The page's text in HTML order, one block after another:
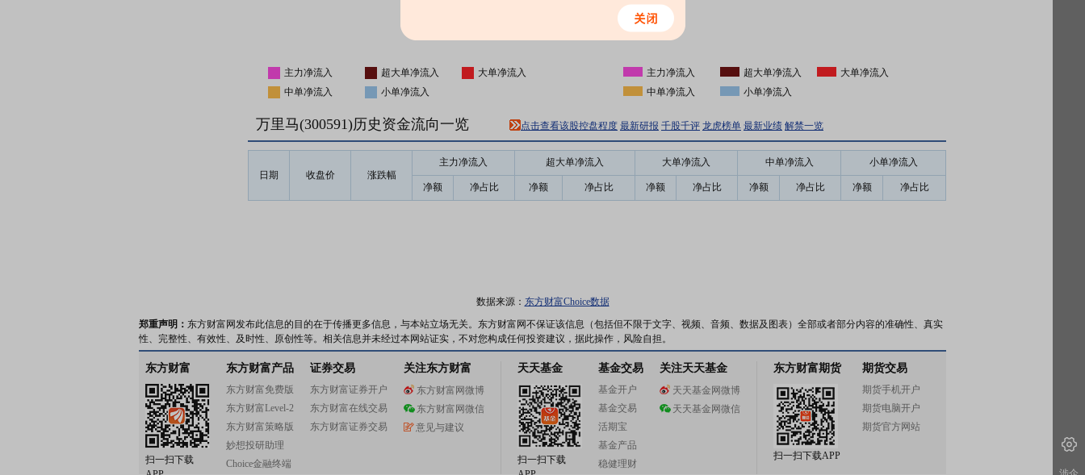
主力净流入 超大单净流入
大单净流入
中单净流入
小单净流入
主力净流入 超大单净流入
大单净流入
中单净流入
小单净流入
万里马(300591)历史资金流向一览 点击查看该股控盘程度 最新研报 千股千评 龙虎榜单 最新业绩 解禁一览
日期 收盘价 涨跌幅
主力净流入 超大单净流入 大单净流入 中单净流入 小单净流入
净额 净占比 净额 净占比 净额 净占比 净额 净占比 净额 净占比
数据来源： 东方财富Choice数据
郑重声明： 东方财富网发布此信息的目的在于传播更多信息，与本站立场无关。东方财富网不保证该信息（包括但不限于文字、视频、音频、数据及图表）全部或者部分内容的准确性、真实
性、完整性、有效性、及时性、原创性等。相关信息并未经过本网站证实，不对您构成任何投资建议，据此操作，风险自担。
东方财富
扫一扫下载
东方财富产品
东方财富免费版
东方财富Level-2
东方财富策略版
妙想投研助理
Choice金融终端
证券交易
东方财富证券开户
东方财富在线交易
东方财富证券交易
关注东方财富
东方财富网微博
东方财富网微信
意见与建议
天天基金
扫一扫下载
基金交易
基金开户
基金交易
活期宝
基金产品
稳健理财
关注天天基金
天天基金网微博
天天基金网微信
东方财富期货
扫一扫下载APP
期货交易
期货手机开户
期货电脑开户
期货官方网站